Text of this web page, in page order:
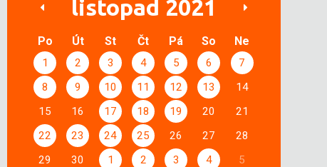
listopad 2021
Po Út St Čt Pá So Ne
1 2 3 4 5 6
7
8
9 10 11 12 13
14
15
16 17 18 19 20
21
22
23 24 25 26 27
28
29
30 1 2 3 4 5